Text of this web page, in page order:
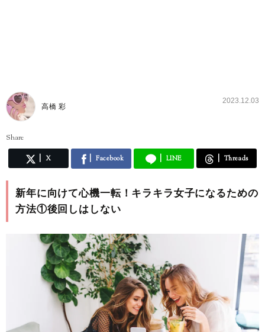
高橋 彩
2023.12.03
Share
X Facebook LINE Threads
新年に向けて心機一転！キラキラ女子になるための
方法①後回しはしない